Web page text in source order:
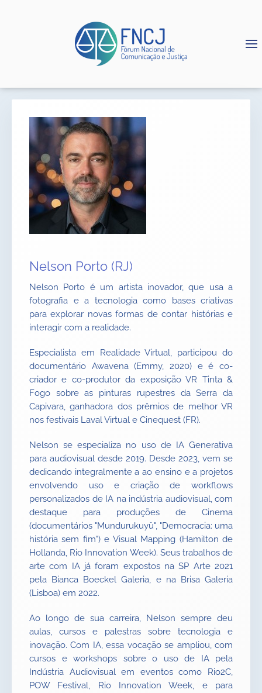
Nelson Porto (RJ)
Nelson Porto é um artista inovador, que usa a
fotografia e a tecnologia como bases criativas
para explorar novas formas de contar histórias e
interagir com a realidade.
Especialista em Realidade Virtual, participou do
documentário Awavena (Emmy, 2020) e é co-
criador e co-produtor da exposição VR Tinta &
Fogo sobre as pinturas rupestres da Serra da
Capivara, ganhadora dos prêmios de melhor VR
nos festivais Laval Virtual e Cinequest (FR).
Nelson se especializa no uso de IA Generativa
para audiovisual desde 2019. Desde 2023, vem se
dedicando integralmente a ao ensino e a projetos
envolvendo uso e criação de workflows
personalizados de IA na indústria audiovisual, com
destaque para produções de Cinema
(documentários "Mundurukuyü", "Democracia: uma
história sem fim") e Visual Mapping (Hamilton de
Hollanda, Rio Innovation Week). Seus trabalhos de
arte com IA já foram expostos na SP Arte 2021
pela Bianca Boeckel Galeria, e na Brisa Galeria
(Lisboa) em 2022.
Ao longo de sua carreira, Nelson sempre deu
aulas, cursos e palestras sobre tecnologia e
inovação. Com IA, essa vocação se ampliou, com
cursos e workshops sobre o uso de IA pela
Indústria Audiovisual em eventos como Rio2C,
POW Festival, Rio Innovation Week, e para